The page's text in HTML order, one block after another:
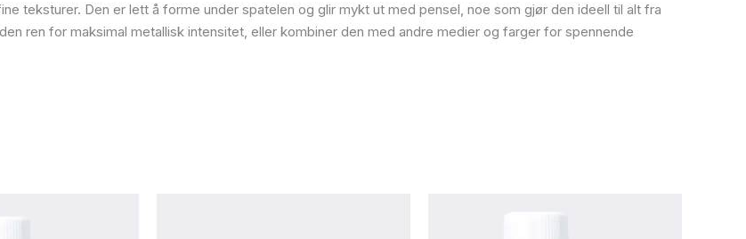
teksturer. Den er lett å forme under spatelen og glir mykt ut med pensel, noe som gjør den ideell til alt fra
ren for maksimal metallisk intensitet, eller kombiner den med andre medier og farger for spennende